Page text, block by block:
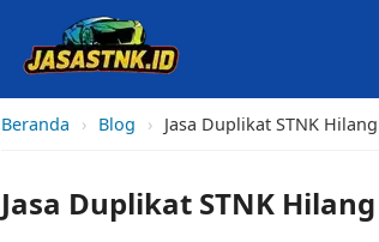
Beranda › Blog › Jasa Duplikat STNK
Jasa Duplikat STNK